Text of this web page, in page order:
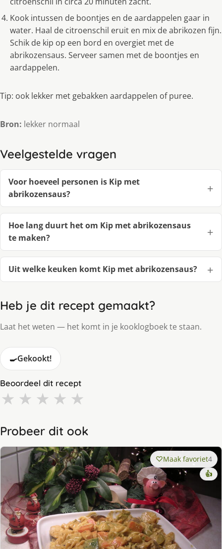
Kook intussen de boontjes en de aardappelen gaar in
water. Haal de citroenschil eruit en mix de abrikozen fijn.
Schik de kip op een bord en overgiet met de
abrikozensaus. Serveer samen met de boontjes en
aardappelen.
Tip: ook lekker met gebakken aardappelen of puree.
Bron: lekker normaal
Veelgestelde vragen
Voor hoeveel personen is Kip met
abrikozensaus?
Hoe lang duurt het om Kip met abrikozensaus
te maken?
Uit welke keuken komt Kip met abrikozensaus?
Heb je dit recept gemaakt?
Laat het weten — het komt in je kooklogboek te staan.
🍳Gekookt!
Beoordeel dit recept
★ ★ ★ ★ ★
Probeer dit ook
Maak favoriet4
👍